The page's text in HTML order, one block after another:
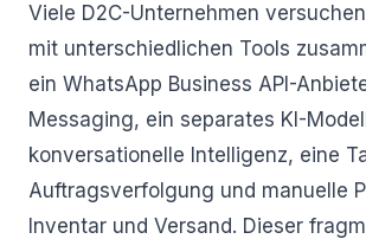
Viele D2C-Unternehmen
mit unterschiedlichen Tools
ein WhatsApp Business API-
Messaging, ein separates KI-
konversationelle Intelligenz, eine
Auftragsverfolgung und manuelle
Inventar und Versand. Dieser